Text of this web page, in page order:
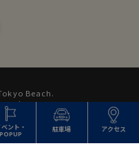
る
Beach.
ント・
POPUP
駐車場 アクセス